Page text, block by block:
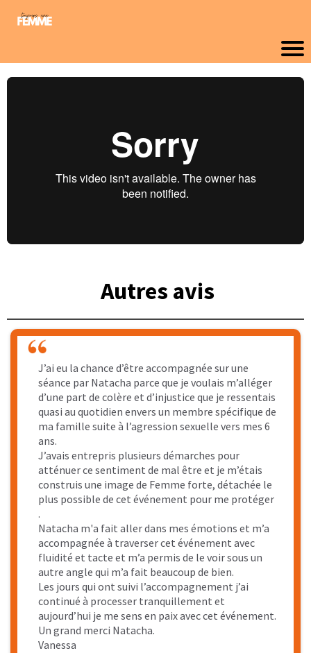
Autres avis
J’ai eu la chance d’être accompagnée sur une
séance par Natacha parce que je voulais m’alléger
d’une part de colère et d’injustice que je ressentais
quasi au quotidien envers un membre spécifique de
ma famille suite à l’agression sexuelle vers mes 6
ans.
J’avais entrepris plusieurs démarches pour
atténuer ce sentiment de mal être et je m’étais
construis une image de Femme forte, détachée le
plus possible de cet événement pour me protéger
.
Natacha m'a fait aller dans mes émotions et m’a
accompagnée à traverser cet événement avec
fluidité et tacte et m’a permis de le voir sous un
autre angle qui m’a fait beaucoup de bien.
Les jours qui ont suivi l’accompagnement j’ai
continué à processer tranquillement et
aujourd’hui je me sens en paix avec cet événement.
Un grand merci Natacha.
Vanessa